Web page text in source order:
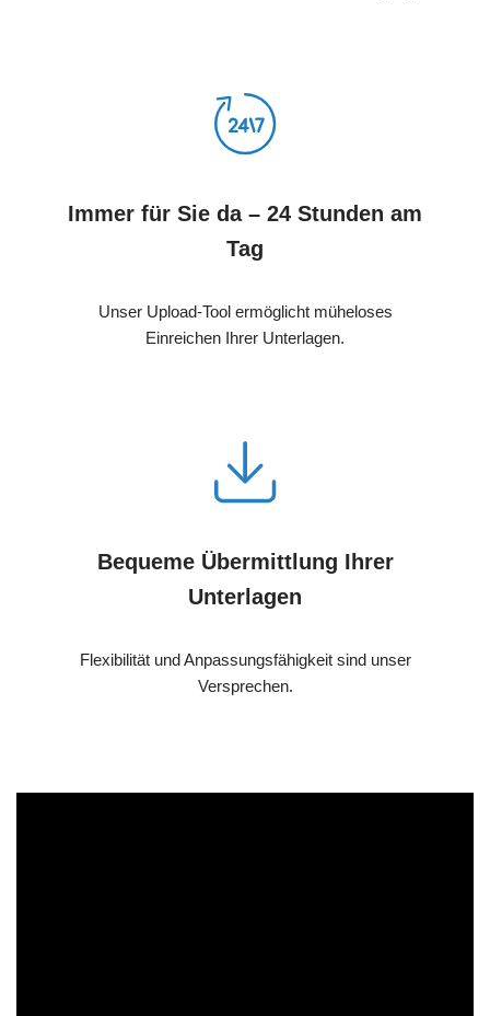
Immer für Sie da – 24 Stunden am
Tag
Unser Upload-Tool ermöglicht müheloses
Einreichen Ihrer Unterlagen.
Bequeme Übermittlung Ihrer
Unterlagen
Flexibilität und Anpassungsfähigkeit sind unser
Versprechen.